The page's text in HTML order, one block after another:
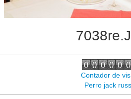
Contador de
Perro jack